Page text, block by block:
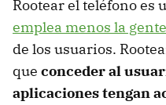
Rootear el teléfono es
emplea menos la gente
de los usuarios.
que conceder al
aplicaciones tengan